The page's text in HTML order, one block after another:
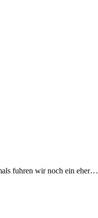
fuhren wir noch ein eher…